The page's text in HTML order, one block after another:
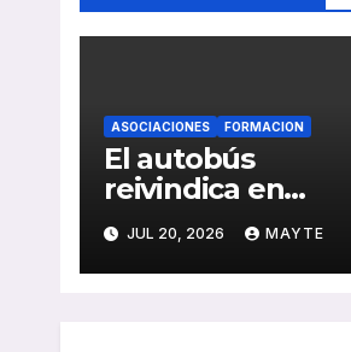
ASOCIACIONES FORMACION
El autobús
reivindica en
Santander su
como eje de la
movilidad
JUL 20, 2026 MAYTE